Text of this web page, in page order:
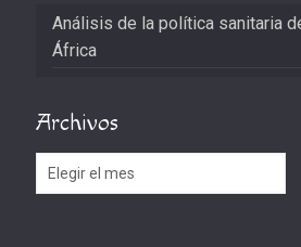
Análisis de la política sanitaria
África
Archivos
Archivos